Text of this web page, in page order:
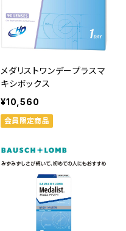
メダリストワンデープラスマ
キシボックス
¥10,560
会員限定商品